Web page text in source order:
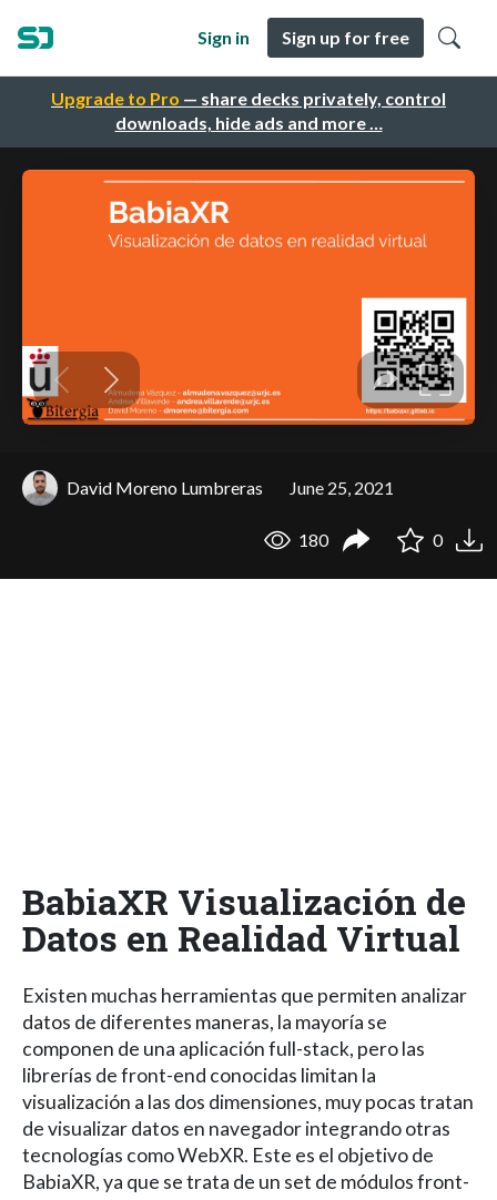
Upgrade to Pro — share decks privately, control
downloads, hide ads and more …
Sign in Sign up for free
David Moreno Lumbreras June 25, 2021
180 0
BabiaXR Visualización de
Datos en Realidad Virtual
Existen muchas herramientas que permiten analizar
datos de diferentes maneras, la mayoría se
componen de una aplicación full-stack, pero las
librerías de front-end conocidas limitan la
visualización a las dos dimensiones, muy pocas tratan
de visualizar datos en navegador integrando otras
tecnologías como WebXR. Este es el objetivo de
BabiaXR, ya que se trata de un set de módulos front-